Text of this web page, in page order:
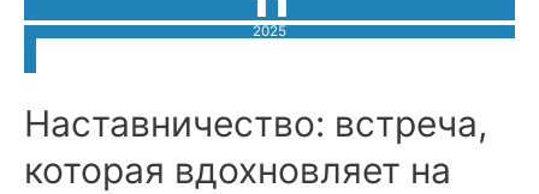
2025
Наставничество: встреча,
которая вдохновляет на